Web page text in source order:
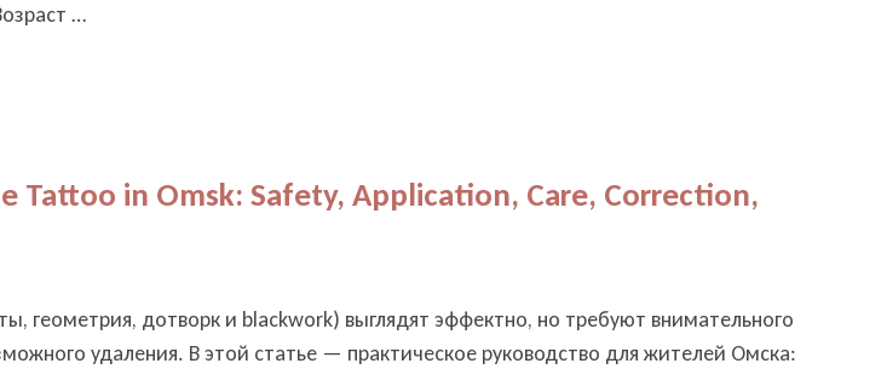
…
Tattoo in Omsk: Safety, Application, Care, Correction,
геометрия, дотворк и blackwork) выглядят эффектно, но требуют внимательного
удаления. В этой статье — практическое руководство для жителей Омска: